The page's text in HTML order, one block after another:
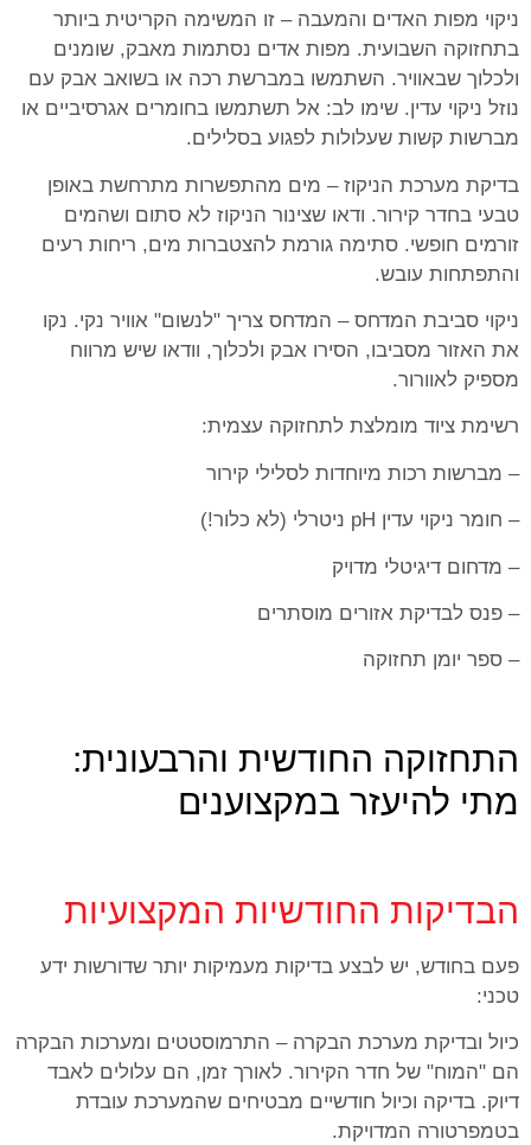
ניקוי מפות האדים והמעבה – זו המשימה הקריטית ביותר
בתחזוקה השבועית. מפות אדים נסתמות מאבק, שומנים
ולכלוך שבאוויר. השתמשו במברשת רכה או בשואב אבק עם
נוזל ניקוי עדין. שימו לב: אל תשתמשו בחומרים אגרסיביים או
מברשות קשות שעלולות לפגוע בסלילים.
בדיקת מערכת הניקוז – מים מהתפשרות מתרחשת באופן
טבעי בחדר קירור. ודאו שצינור הניקוז לא סתום ושהמים
זורמים חופשי. סתימה גורמת להצטברות מים, ריחות רעים
והתפתחות עובש.
ניקוי סביבת המדחס – המדחס צריך "לנשום" אוויר נקי. נקו
את האזור מסביבו, הסירו אבק ולכלוך, וודאו שיש מרווח
מספיק לאוורור.
רשימת ציוד מומלצת לתחזוקה עצמית:
– מברשות רכות מיוחדות לסלילי קירור
– חומר ניקוי עדין pH ניטרלי (לא כלור!)
– מדחום דיגיטלי מדויק
– פנס לבדיקת אזורים מוסתרים
– ספר יומן תחזוקה
התחזוקה החודשית והרבעונית:
מתי להיעזר במקצוענים
הבדיקות החודשיות המקצועיות
פעם בחודש, יש לבצע בדיקות מעמיקות יותר שדורשות ידע
טכני:
כיול ובדיקת מערכת הבקרה – התרמוסטטים ומערכות הבקרה
הם "המוח" של חדר הקירור. לאורך זמן, הם עלולים לאבד
דיוק. בדיקה וכיול חודשיים מבטיחים שהמערכת עובדת
בטמפרטורה המדויקת.